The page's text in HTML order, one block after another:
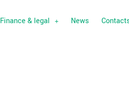
Finance & legal News